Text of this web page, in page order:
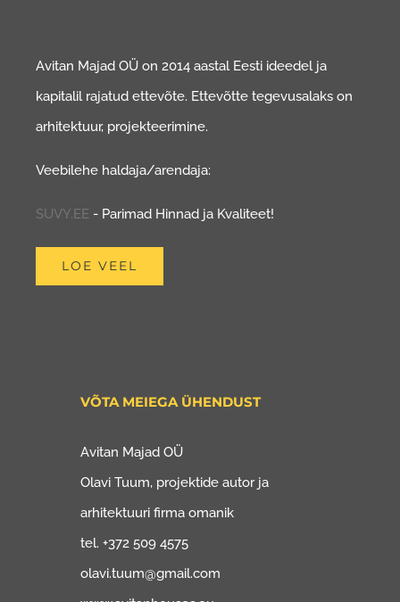
Avitan Majad OÜ on 2014 aastal Eesti ideedel ja
kapitalil rajatud ettevõte. Ettevõtte tegevusalaks on
arhitektuur, projekteerimine.
Veebilehe haldaja/arendaja:
SUVY.EE - Parimad Hinnad ja Kvaliteet!
LOE VEEL
VÕTA MEIEGA ÜHENDUST
Avitan Majad OÜ
Olavi Tuum, projektide autor ja
arhitektuuri firma omanik
tel. +372 509 4575
olavi.tuum@gmail.com